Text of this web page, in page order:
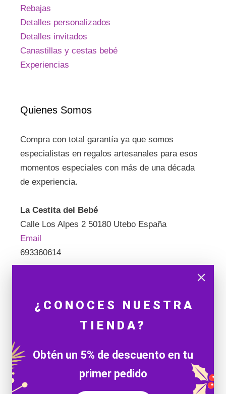
Rebajas
Detalles personalizados
Detalles invitados
Canastillas y cestas bebé
Experiencias
Quienes Somos
Compra con total garantía ya que somos
especialistas en regalos artesanales para esos
momentos especiales con más de una década
de experiencia.
La Cestita del Bebé
Calle Los Alpes 2 50180 Utebo España
Email
693360614
¿CONOCES NUESTRA
TIENDA?
Obtén un 5% de descuento en tu
primer pedido